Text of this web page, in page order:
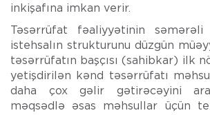
inkişafına imkan verir.
Təsərrüfat fəaliyyətinin
istehsalın strukturunu düzgün
təsərrüfatın başçısı (sahibkar) ilk
yetişdirilən kənd təsərrüfatı
daha çox gəlir gətirəcəyini
məqsədlə əsas məhsullar üçün